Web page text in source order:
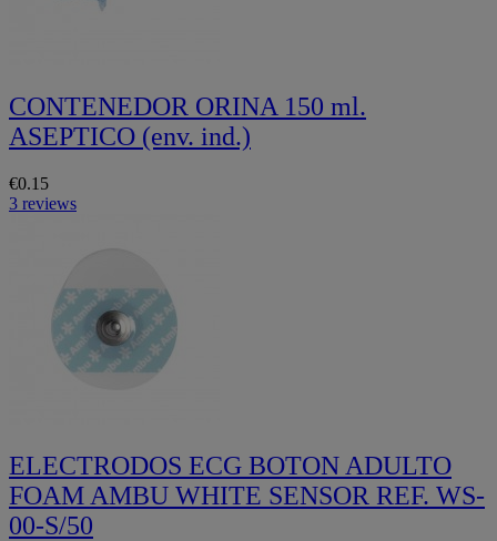
CONTENEDOR ORINA 150 ml.
ASEPTICO (env. ind.)
€0.15
3 reviews
ELECTRODOS ECG BOTON ADULTO
FOAM AMBU WHITE SENSOR REF. WS-
00-S/50